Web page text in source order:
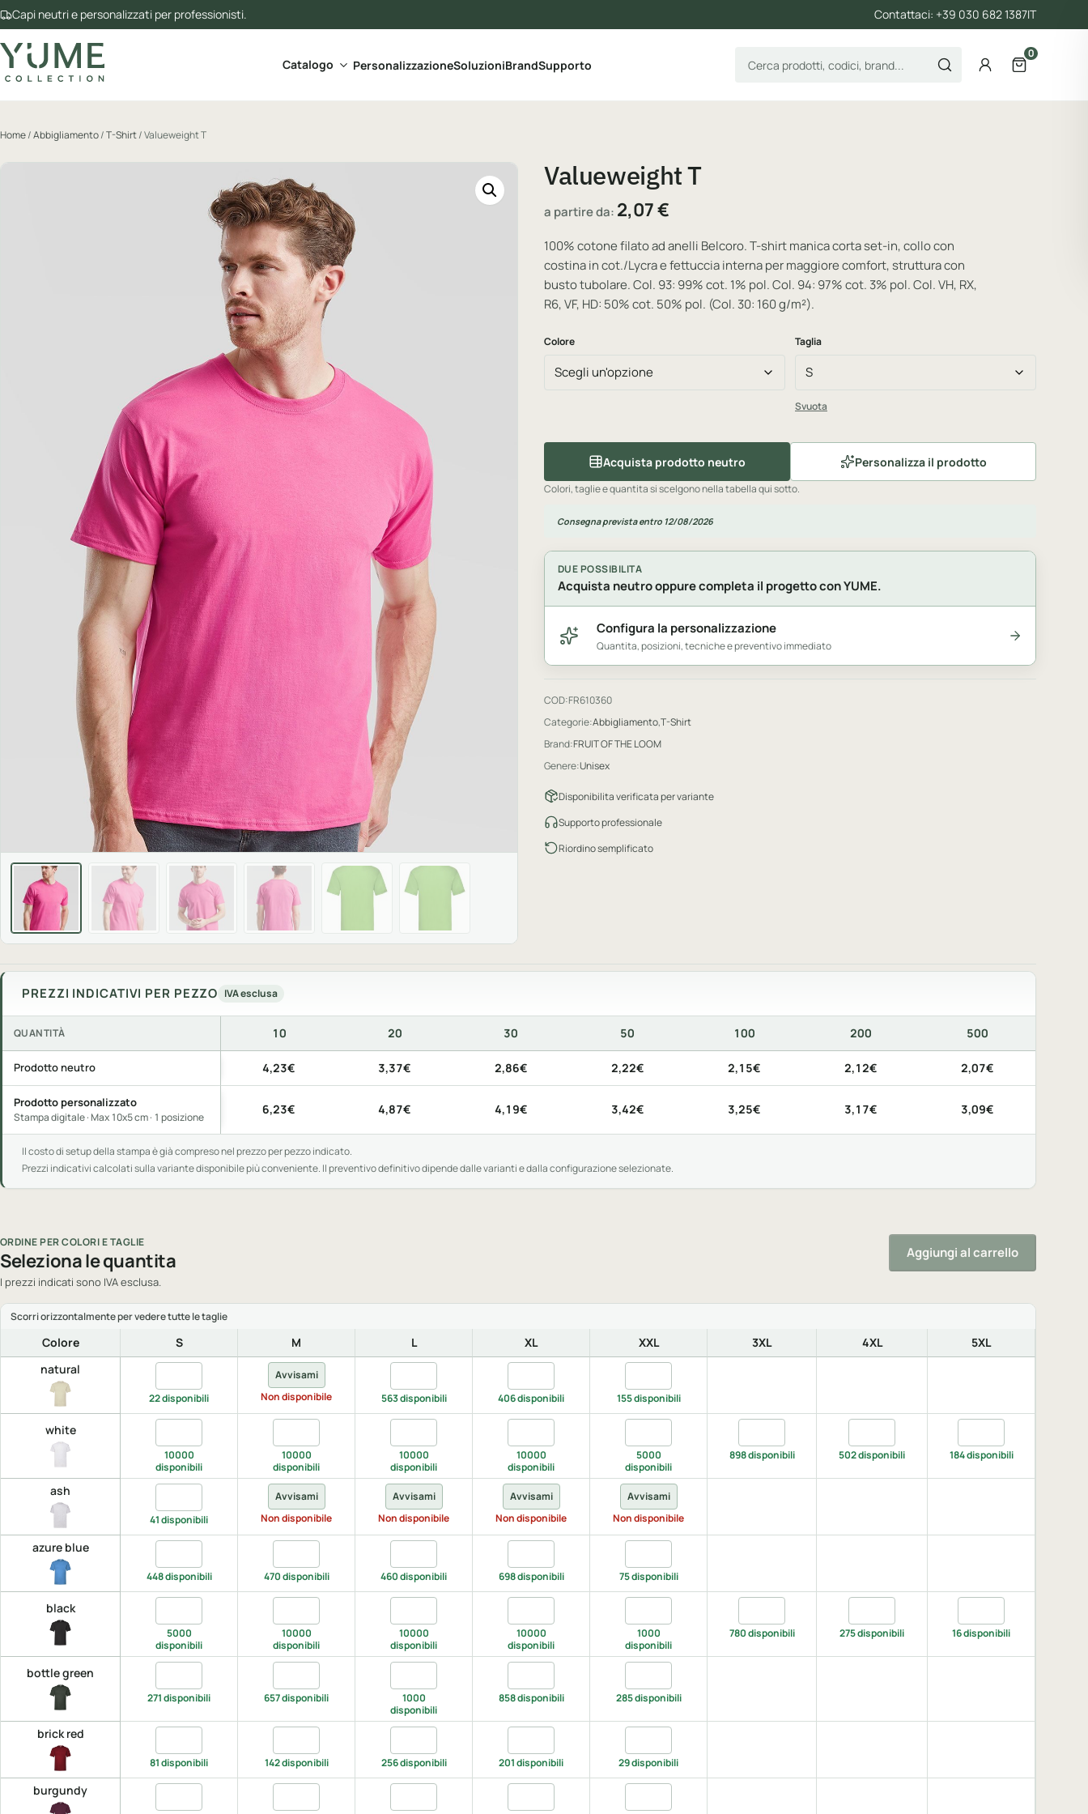
Capi neutri e personalizzati per professionisti. Contattaci: +39 030 682 1387IT
Catalogo Apri le categorie del catalogo
PersonalizzazioneSoluzioniBrandSupporto Cerca prodotti AccountApri il
0
Home/Abbigliamento/T-Shirt/ Valueweight T
Valueweight T
a partire da: 2,07€
100% cotone filato ad anelli Belcoro. T-shirt manica corta set-in, collo con
costina in cot./Lycra e fettuccia interna per maggiore comfort, struttura con
busto tubolare. Col. 93: 99% cot. 1% pol. Col. 94: 97% cot. 3% pol. Col. VH, RX,
R6, VF, HD: 50% cot. 50% pol. (Col. 30: 160 g/m²).
Colore Taglia
Svuota
Acquista prodotto neutro Personalizza il prodotto
Colori, taglie e quantita si scelgono nella tabella qui sotto.
Consegna prevista entro 12/08/2026
DUE POSSIBILITA
Acquista neutro oppure completa il progetto con YUME.
Configura la personalizzazione
Quantita, posizioni, tecniche e preventivo immediato
COD:FR610360
Categorie:Abbigliamento,T-Shirt
Brand:FRUIT OF THE LOOM
Genere:Unisex
Disponibilita verificata per variante
Supporto professionale
Riordino semplificato
PREZZI INDICATIVI PER PEZZO IVA esclusa
Prezzi indicativi per pezzo, IVA esclusa, per quantità di acquisto. La prima riga indica il prodotto neutro; la seconda riga, quando disponibile, lo stesso prodotto personalizzato nella
QUANTITÀ 10 20 30 50 100 200 500
Prodotto neutro 4,23€ 3,37€ 2,86€ 2,22€ 2,15€ 2,12€ 2,07€
Prodotto personalizzato
Stampa digitale · Max 10x5 cm · 1 posizione
6,23€ 4,87€ 4,19€ 3,42€ 3,25€ 3,17€ 3,09€
Il costo di setup della stampa è già compreso nel prezzo per pezzo indicato.
Prezzi indicativi calcolati sulla variante disponibile più conveniente. Il preventivo definitivo dipende dalle varianti e dalla configurazione selezionate.
ORDINE PER COLORI E TAGLIE
Seleziona le quantita
I prezzi indicati sono IVA esclusa.
Aggiungi al carrello
Colore S M L XL XXL 3XL 4XL
5XL
natural
22 disponibili
Avvisami
Non disponibile
563 disponibili 406 disponibili 155 disponibili
white
10000
disponibili
10000
disponibili
10000
disponibili
10000
disponibili
5000
disponibili
898 disponibili 502 disponibili 184 disponibili
ash
41 disponibili
Avvisami
Non disponibile
Avvisami
Non disponibile
Avvisami
Non disponibile
Avvisami
Non disponibile
azure blue
448 disponibili 470 disponibili 460 disponibili 698 disponibili 75 disponibili
black
5000
disponibili
10000
disponibili
10000
disponibili
10000
disponibili
1000
disponibili
780 disponibili 275 disponibili 16 disponibili
bottle green
271 disponibili 657 disponibili
1000
disponibili
858 disponibili 285 disponibili
brick red
81 disponibili 142 disponibili 256 disponibili 201 disponibili 29 disponibili
burgundy